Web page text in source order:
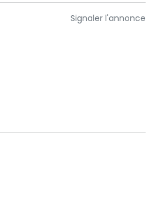
Signaler l'annonce